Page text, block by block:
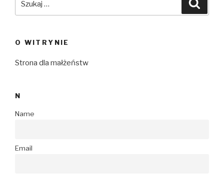
O WITRYNIE
Strona dla małżeństw
N
Name
Email